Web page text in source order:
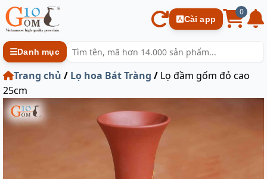
Cài app
0
Danh mục
Trang chủ / Lọ hoa Bát Tràng / Lọ đầm gốm đỏ cao
25cm